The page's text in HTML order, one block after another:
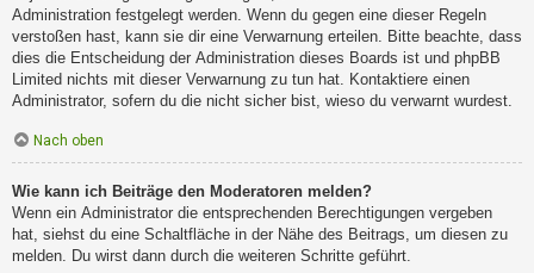
Administration festgelegt werden. Wenn du gegen eine dieser Regeln
verstoßen hast, kann sie dir eine Verwarnung erteilen. Bitte beachte, dass
dies die Entscheidung der Administration dieses Boards ist und phpBB
Limited nichts mit dieser Verwarnung zu tun hat. Kontaktiere einen
Administrator, sofern du die nicht sicher bist, wieso du verwarnt wurdest.
Nach oben
Wie kann ich Beiträge den Moderatoren melden?
Wenn ein Administrator die entsprechenden Berechtigungen vergeben
hat, siehst du eine Schaltfläche in der Nähe des Beitrags, um diesen zu
melden. Du wirst dann durch die weiteren Schritte geführt.